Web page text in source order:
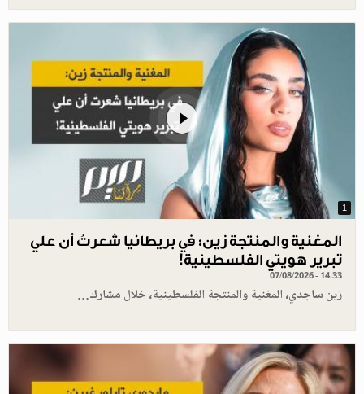
1
المغنية والمنتجة زين: في بريطانيا شعرتُ أن علي
تبرير هويتي الفلسطينية!
07/08/2026 - 14:33
زين ساجدي، المغنية والمنتجة الفلسطينية، خلال مشارك…